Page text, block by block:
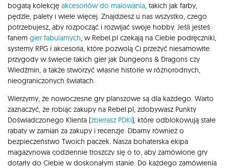
bogatą kolekcję akcesoriów do malowania , takich jak farby,
pędzle, palety i wiele więcej. Znajdziesz u nas wszystko, czego
potrzebujesz, aby rozpocząć i rozwijać swoje hobby. Jeśli jesteś
fanem gier fabularnych , w Rebel.pl czekają na Ciebie podręczniki,
systemy RPG i akcesoria, które pozwolą Ci przeżyć niesamowite
przygody w świecie takich gier jak Dungeons & Dragons czy
Wiedźmin, a także stworzyć własne historie w różnorodnych,
nieograniczonych światach.
Wierzymy, że nowoczesne gry planszowe są dla każdego. Warto
zaznaczyć, że robiąc zakupy na Rebel.pl, zdobywasz Punkty
Doświadczonego Klienta (zbierasz PDKi), które odblokowują stałe
rabaty w zamian za zakupy i recenzje. Dbamy również o
bezpieczeństwo Twoich paczek. Nasza bohaterska ekipa
magazynowa codziennie troszczy się o to, aby zamówione gry
dotarły do Ciebie w doskonałym stanie. Do każdego zamówienia